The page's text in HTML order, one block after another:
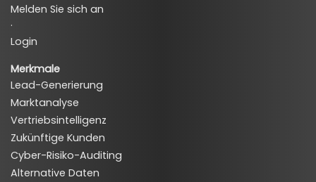
Melden Sie sich an
·
Login
Merkmale
Lead-Generierung
Marktanalyse
Vertriebsintelligenz
Zukünftige Kunden
Cyber-Risiko-Auditing
Alternative Daten